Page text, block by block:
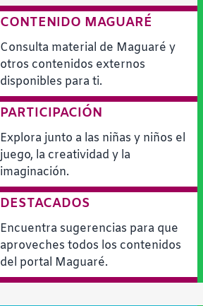
CONTENIDO MAGUARÉ
Consulta material de Maguaré y
otros contenidos externos
disponibles para ti.
PARTICIPACIÓN
Explora junto a las niñas y niños el
juego, la creatividad y la
imaginación.
DESTACADOS
Encuentra sugerencias para que
aproveches todos los contenidos
del portal Maguaré.